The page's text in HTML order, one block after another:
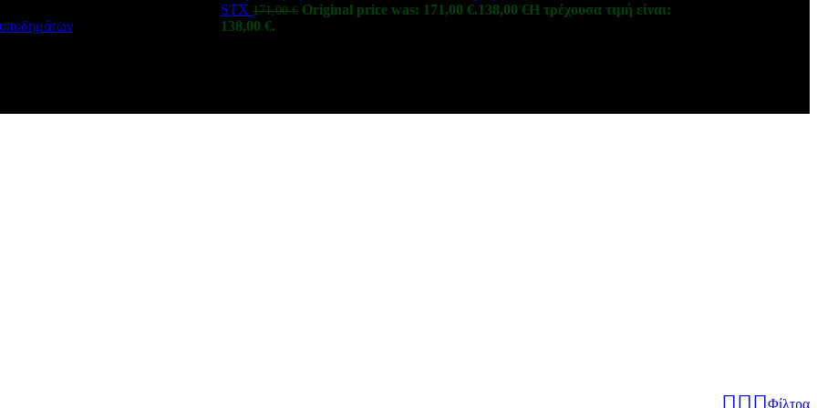
STX 171,00€ Original price was: 171,00 €.138,00 €Η τρέχουσα τιμή είναι:
138,00 €.
Φίλτρα